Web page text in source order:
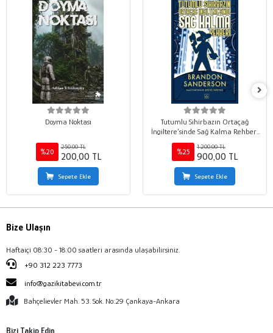
Doyma Noktası
%20
250,00 TL
200,00 TL
Sepete Ekle
Tutumlu Sihirbazın Ortaçağ
İngiltere’sinde Sağ Kalma Rehberi
%25
1.200,00 TL
900,00 TL
Sepete Ekle
Bize Ulaşın
Haftaiçi 08:30 - 18:00 saatleri arasında ulaşabilirsiniz.
+90 312 223 7773
info@gazikitabevi.com.tr
Bahçelievler Mah. 53. Sok. No:29 Çankaya-Ankara
Bizi Takip Edin